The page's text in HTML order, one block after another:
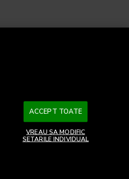
ACCEPT TOATE
VREAU SA MODIFIC
SETARILE INDIVIDUAL